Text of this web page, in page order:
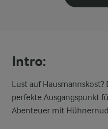
Intro:
Lust auf Hausmannskost?
perfekte Ausgangspunkt
Abenteuer mit